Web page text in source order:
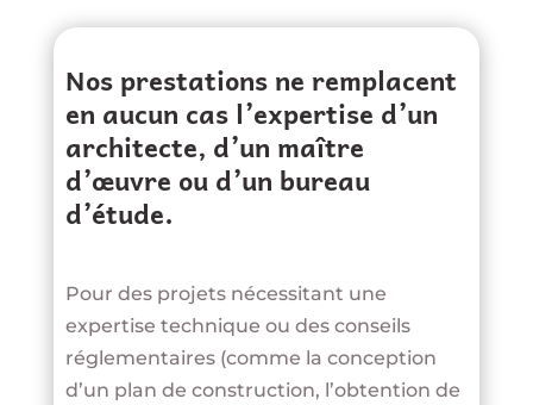
Nos prestations ne remplacent
en aucun cas l’expertise d’un
architecte, d’un maître
d’œuvre ou d’un bureau
d’étude.
Pour des projets nécessitant une
expertise technique ou des conseils
réglementaires (comme la conception
d’un plan de construction, l’obtention de